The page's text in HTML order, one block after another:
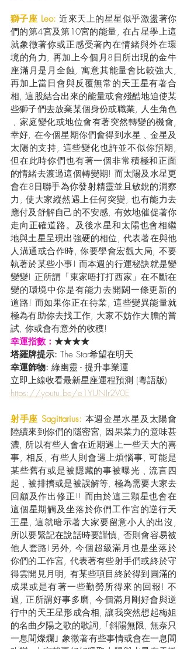
獅子座 Leo: 近來天上的星星似乎激盪著你
們的第4宮及第10宮的能量, 在占星學上這
就象徵著你或正感受著內在情緒與外在環
境的角力, 再加上今個月8日所出現的金牛
座滿月是月全蝕, 寓意其能量會比較強大,
再加上當日會與反覆無常的天王星有著合
相, 這股結合出來的能量或會殘酷地迫使某
些獅子們去放棄某個身份或職業, 人生角色
﹑家庭變化或地位會有著突然轉變的機會,
幸好, 在今個星期你們會得到水星﹑金星及
太陽的支持, 這些變化也許並不似你預期,
但在此時你們也有著一個非常積極和正面
的情緒去渡過這個轉變期! 而太陽及水星更
會在8日聯手為你發射精靈並且敏銳的洞察
力, 使大家縱然遇上任何突變, 也有能力去
應付及舒解自己的不安感, 有效地催促著你
走向正確道路。及後水星和太陽也會相繼
地與土星呈現出強硬的相位, 代表著在與他
人溝通或合作時, 你要學會宏觀大局, 不要
執著於某些小事! 而本週的行運秘訣就是變
變變! 正所謂「東家唔打打西家」在不斷在
變的環境中你是有能力去開闢一條更新的
道路! 而如果你正在待業, 這些變異能量就
極為有助你去找工作, 大家不妨作大膽的嘗
試, 你或會有意外的收穫!
幸運指數： ★★★★
塔羅牌提示: The Star希望在明天
幸運飾物: 綠幽靈 - 提升事業運
立即上線收看最新星座運程預測 (粵語版)
https://youtu.be/e1YUNIr2V0E
射手座 Sagittarius: 本週金星水星及太陽會
陸續來到你們的隱密宮, 因果業力的意味甚
濃, 所以有些人會在近期遇上一些天大的喜
事, 相反, 有些人則會遇上煩惱事, 可能是
某些舊有或是被隱藏的事被曝光﹑流言四
起﹑被排擠或是被誤解等, 極為需要大家去
回顧及作出修正!! 而由於這三顆星也會在
這個星期觸及坐落於你們工作宮的逆行天
王星, 這就暗示著大家要留意小人的出沒,
所以要緊記在說話時要謹慎, 否則會容易被
他人套路!另外, 今個超級滿月也是坐落於
你們的工作宮, 代表著有些射手們或終於守
得雲開見月明, 有某些項目終於得到圓滿的
成果或是有著一些勤勞所得來的回報! 不
過, 正所謂好事多磨, 今個滿月剛好會與逆
行中的天王星形成合相, 讓我突然想起梅姐
的名曲夕陽之歌的歌詞, ｢斜陽無限, 無奈只
一息間燦爛｣ 象徵著有些事情或會在一息間